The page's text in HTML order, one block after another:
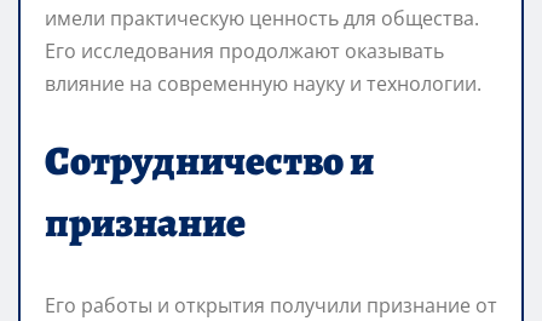
имели практическую ценность для общества.
Его исследования продолжают оказывать
влияние на современную науку и технологии.
Сотрудничество и
признание
Его работы и открытия получили признание от